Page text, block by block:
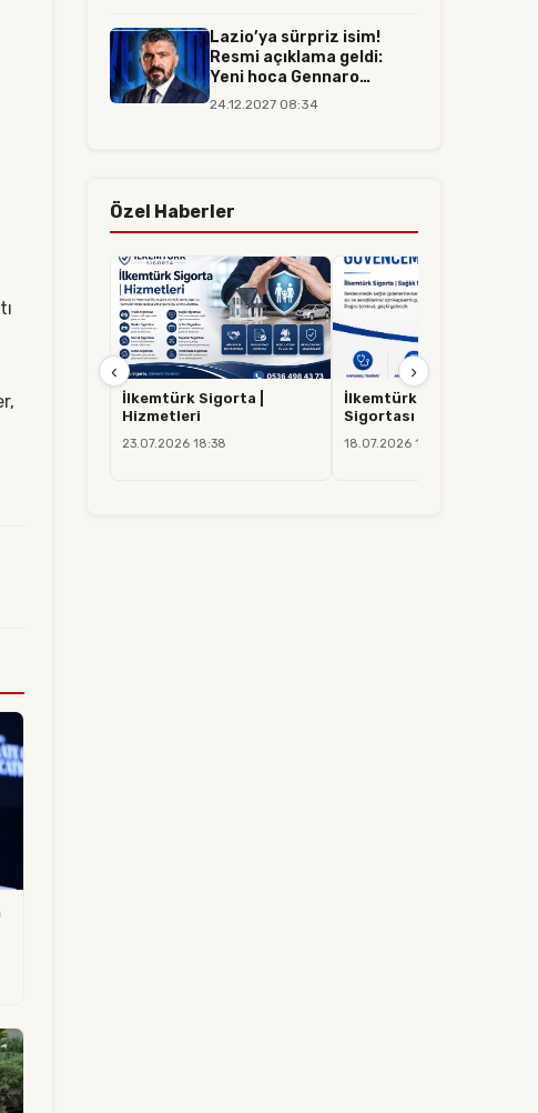
Lazio’ya sürpriz isim!
Resmi açıklama geldi:
Yeni hoca Gennaro
Gattuso...
24.12.2027 08:34
Özel Haberler
İlkemtürk Sigorta |
Hizmetleri
23.07.2026 18:38
İlkemtürk Sigorta | Sağlık
Sigortası
18.07.2026 14:37
‹ ›